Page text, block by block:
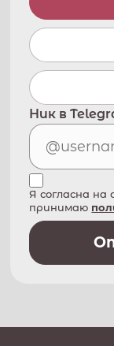
Ник в
Я согласна
принимаю